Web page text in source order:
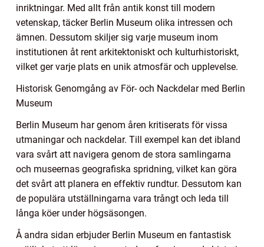
inriktningar. Med allt från antik konst till modern
vetenskap, täcker Berlin Museum olika intressen och
ämnen. Dessutom skiljer sig varje museum inom
institutionen åt rent arkitektoniskt och kulturhistoriskt,
vilket ger varje plats en unik atmosfär och upplevelse.
Historisk Genomgång av För- och Nackdelar med Berlin
Museum
Berlin Museum har genom åren kritiserats för vissa
utmaningar och nackdelar. Till exempel kan det ibland
vara svårt att navigera genom de stora samlingarna
och museernas geografiska spridning, vilket kan göra
det svårt att planera en effektiv rundtur. Dessutom kan
de populära utställningarna vara trångt och leda till
långa köer under högsäsongen.
Å andra sidan erbjuder Berlin Museum en fantastisk